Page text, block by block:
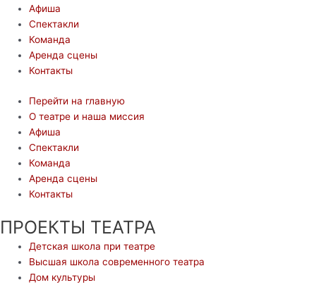
Афиша
Спектакли
Команда
Аренда сцены
Контакты
Перейти на главную
О театре и наша миссия
Афиша
Спектакли
Команда
Аренда сцены
Контакты
ПРОЕКТЫ ТЕАТРА
Детская школа при театре
Высшая школа современного театра
Дом культуры